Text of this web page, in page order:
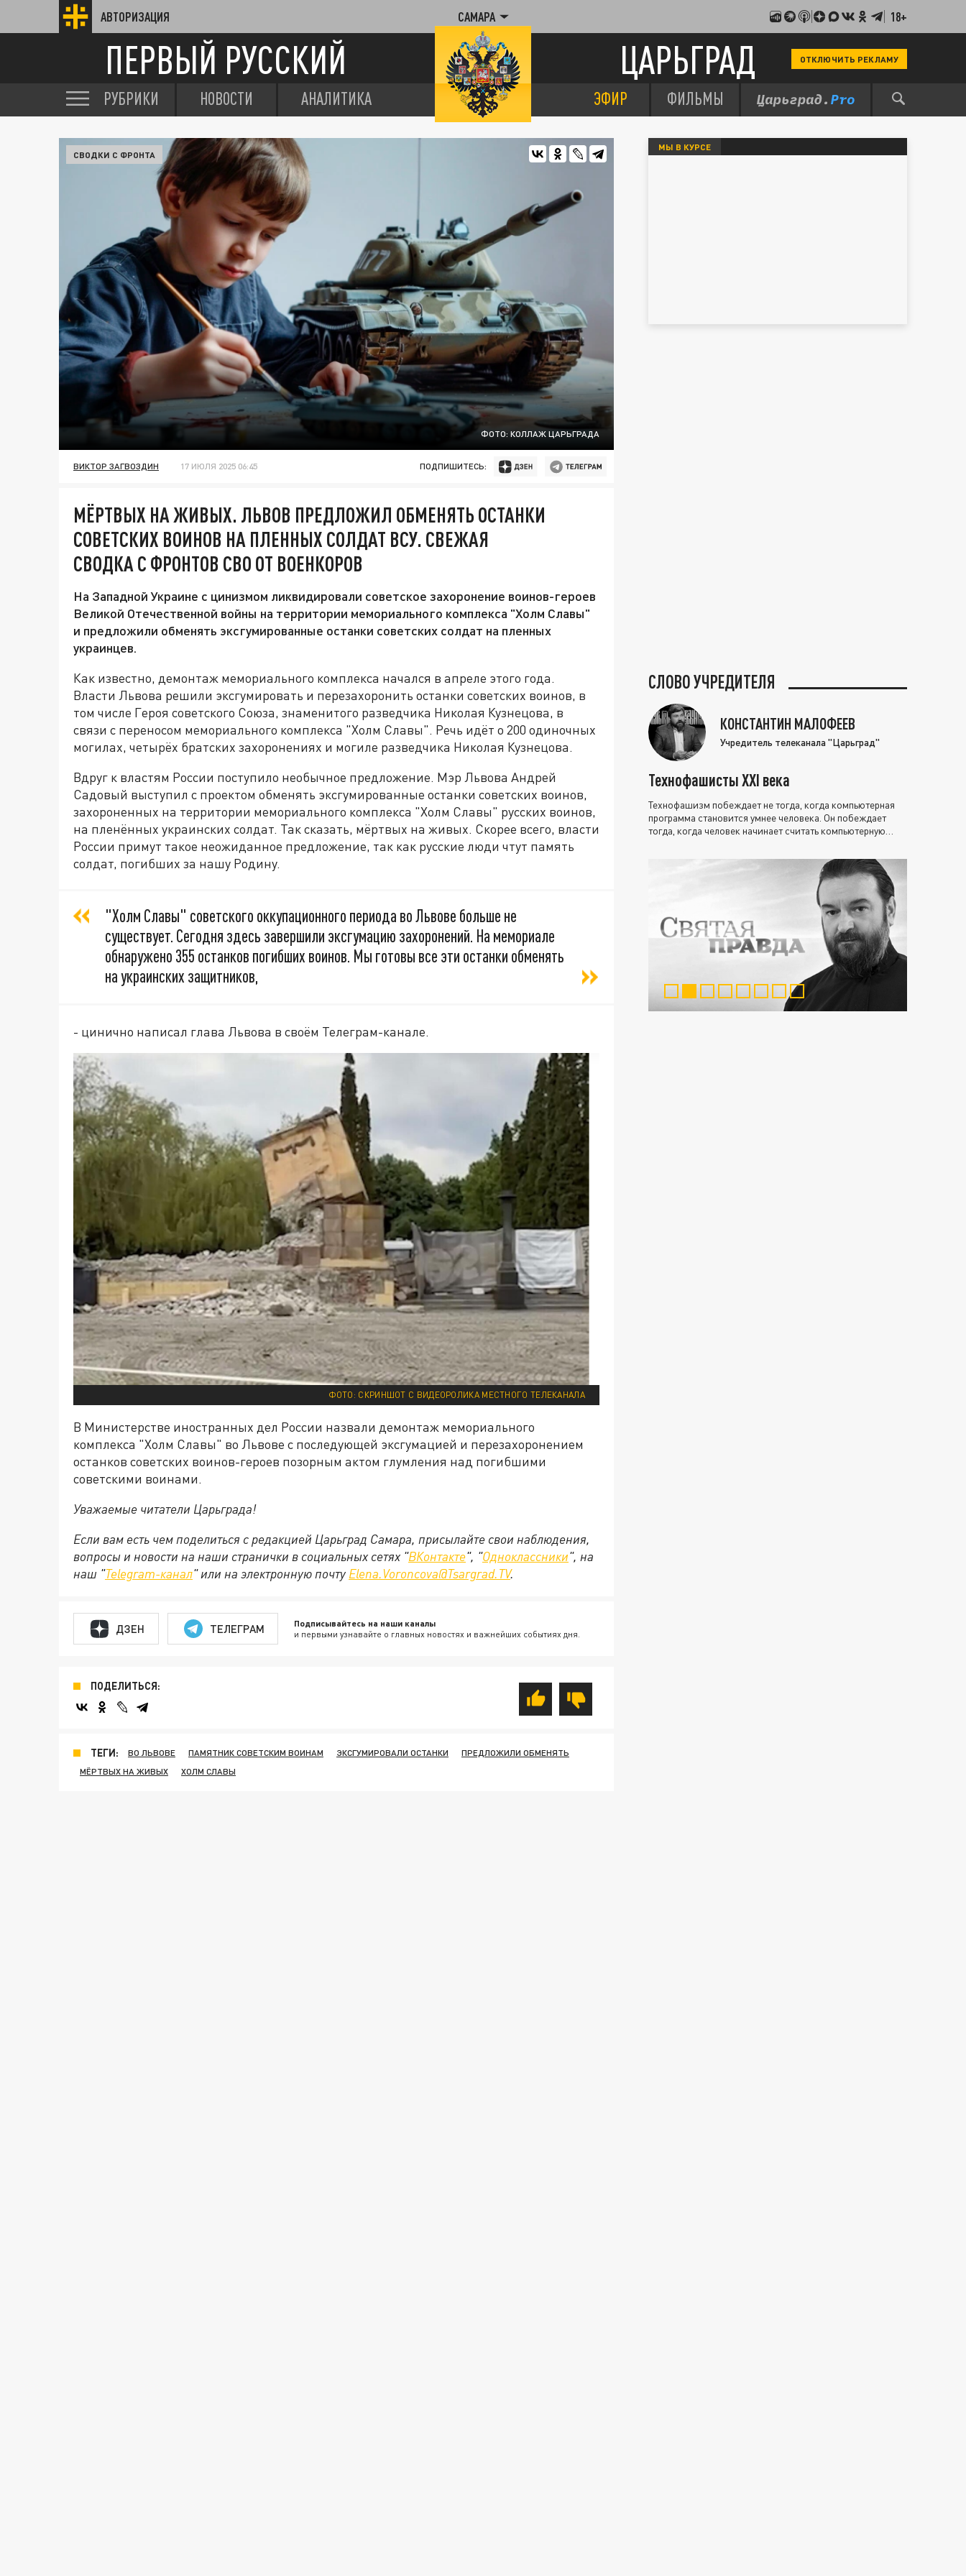
АВТОРИЗАЦИЯ САМАРА 18+
ПЕРВЫЙ РУССКИЙ ЦАРЬГРАД ОТКЛЮЧИТЬ РЕКЛАМУ
РУБРИКИ НОВОСТИ АНАЛИТИКА ЭФИР ФИЛЬМЫ
ФОТО: КОЛЛАЖ ЦАРЬГРАДА
СВОДКИ С ФРОНТА
ВИКТОР ЗАГВОЗДИН 17 ИЮЛЯ 2025 06:45 ПОДПИШИТЕСЬ:
МЁРТВЫХ НА ЖИВЫХ. ЛЬВОВ ПРЕДЛОЖИЛ ОБМЕНЯТЬ ОСТАНКИ
СОВЕТСКИХ ВОИНОВ НА ПЛЕННЫХ СОЛДАТ ВСУ. СВЕЖАЯ
СВОДКА С ФРОНТОВ СВО ОТ ВОЕНКОРОВ
На Западной Украине с цинизмом ликвидировали советское захоронение воинов-героев
Великой Отечественной войны на территории мемориального комплекса "Холм Славы"
и предложили обменять эксгумированные останки советских солдат на пленных
украинцев.
Как известно, демонтаж мемориального комплекса начался в апреле этого года.
Власти Львова решили эксгумировать и перезахоронить останки советских воинов, в
том числе Героя советского Союза, знаменитого разведчика Николая Кузнецова, в
связи с переносом мемориального комплекса "Холм Славы". Речь идёт о 200 одиночных
могилах, четырёх братских захоронениях и могиле разведчика Николая Кузнецова.
Вдруг к властям России поступило необычное предложение. Мэр Львова Андрей
Садовый выступил с проектом обменять эксгумированные останки советских воинов,
захороненных на территории мемориального комплекса "Холм Славы" русских воинов,
на пленённых украинских солдат. Так сказать, мёртвых на живых. Скорее всего, власти
России примут такое неожиданное предложение, так как русские люди чтут память
солдат, погибших за нашу Родину.
"Холм Славы" советского оккупационного периода во Львове больше не
существует. Сегодня здесь завершили эксгумацию захоронений. На мемориале
обнаружено 355 останков погибших воинов. Мы готовы все эти останки обменять
на украинских защитников,
- цинично написал глава Львова в своём Телеграм-канале.
ФОТО: СКРИНШОТ С ВИДЕОРОЛИКА МЕСТНОГО ТЕЛЕКАНАЛА
В Министерстве иностранных дел России назвали демонтаж мемориального
комплекса "Холм Славы" во Львове с последующей эксгумацией и перезахоронением
останков советских воинов-героев позорным актом глумления над погибшими
советскими воинами.
Уважаемые читатели Царьграда!
Если вам есть чем поделиться с редакцией Царьград Самара, присылайте свои наблюдения,
вопросы и новости на наши странички в социальных сетях "ВКонтакте", "Одноклассники", на
наш "Telegram-канал" или на электронную почту Elena.Voroncova@Tsargrad.TV.
ДЗЕН ТЕЛЕГРАМ Подписывайтесь на наши каналы
и первыми узнавайте о главных новостях и важнейших событиях дня.
ПОДЕЛИТЬСЯ:
ТЕГИ: ВО ЛЬВОВЕ ПАМЯТНИК СОВЕТСКИМ ВОИНАМ ЭКСГУМИРОВАЛИ ОСТАНКИ
ПРЕДЛОЖИЛИ ОБМЕНЯТЬ
МЁРТВЫХ НА ЖИВЫХ
ХОЛМ СЛАВЫ
МЫ В КУРСЕ
СЛОВО УЧРЕДИТЕЛЯ
КОНСТАНТИН МАЛОФЕЕВ
Учредитель телеканала "Царьград"
Технофашисты XXI века
Технофашизм побеждает не тогда, когда компьютерная
программа становится умнее человека. Он побеждает
тогда, когда человек начинает считать компьютерную